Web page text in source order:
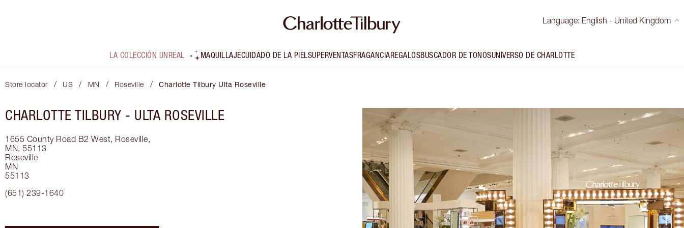
Language: English - United Kingdom
LA COLECCIÓN UNREAL MAQUILLAJECUIDADO DE LA PIELSUPERVENTASFRAGANCIAREGALOSBUSCADOR DE TONOSUNIVERSO DE CHARLOTTE
Store locator / US / MN / Roseville / Charlotte Tilbury Ulta Roseville
CHARLOTTE TILBURY - ULTA ROSEVILLE
1655 County Road B2 West, Roseville,
MN, 55113
Roseville
MN
55113
(651) 239-1640